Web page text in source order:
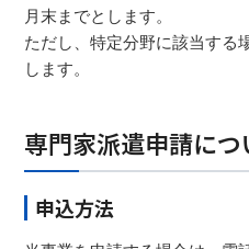
月末までとします。
ただし、特定分野に該当する
します。
専門家派遣申請につ
申込方法